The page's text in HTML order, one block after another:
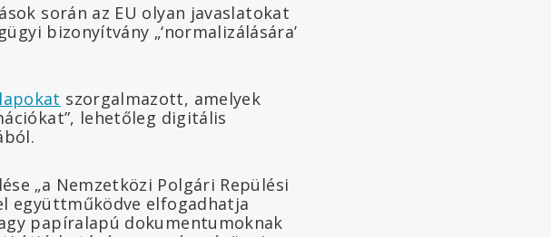
során az EU olyan javaslatokat
bizonyítvány „‘normalizálására’
szorgalmazott, amelyek
lehetőleg digitális
„a Nemzetközi Polgári Repülési
együttműködve elfogadhatja
papíralapú dokumentumoknak